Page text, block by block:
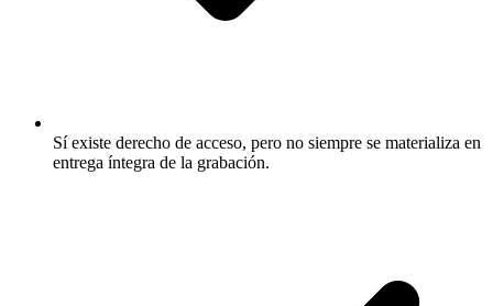
Sí existe derecho de acceso, pero no siempre se materializa en
entrega íntegra de la grabación.